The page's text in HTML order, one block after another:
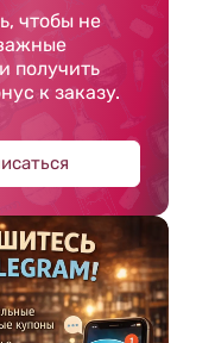
чтобы не
получить
к заказу.